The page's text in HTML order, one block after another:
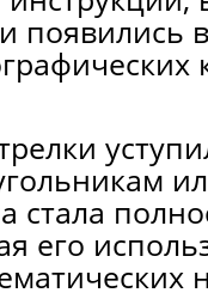
появились
стала
его